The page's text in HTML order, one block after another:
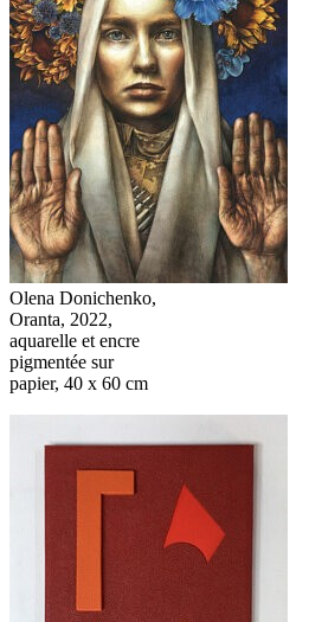
Olena Donichenko,
Oranta, 2022,
aquarelle et encre
pigmentée sur
papier, 40 x 60 cm